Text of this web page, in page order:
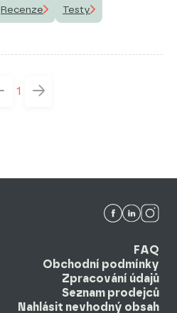
Recenze Testy
1
FAQ
Obchodní podmínky
Zpracování údajů
Seznam prodejců
Nahlásit nevhodný obsah